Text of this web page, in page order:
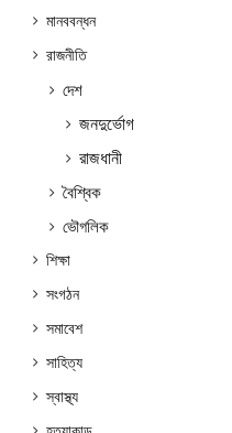
মানববন্ধন
রাজনীতি
দেশ
জনদুর্ভোগ
রাজধানী
বৈশ্বিক
ভৌগলিক
শিক্ষা
সংগঠন
সমাবেশ
সাহিত্য
স্বাস্থ্য